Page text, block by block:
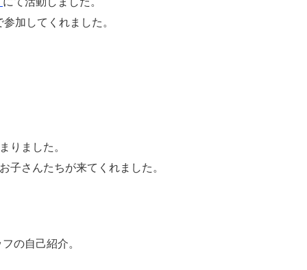
加してくれました。
りました。
子さんたちが来てくれました。
の自己紹介。